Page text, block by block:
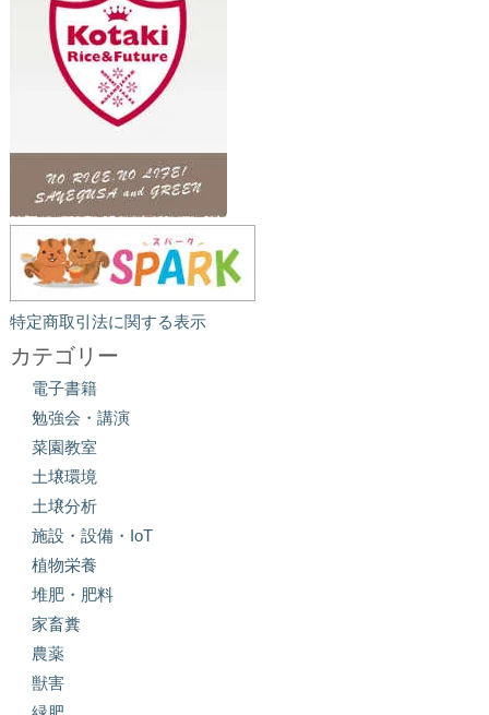
特定商取引法に関する表示
カテゴリー
電子書籍
勉強会・講演
菜園教室
土壌環境
土壌分析
施設・設備・IoT
植物栄養
堆肥・肥料
家畜糞
農薬
獣害